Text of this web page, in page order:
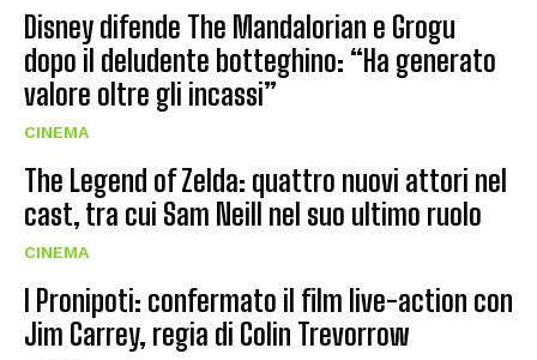
Disney difende The Mandalorian e Grogu
dopo il deludente botteghino: “Ha generato
valore oltre gli incassi”
CINEMA
The Legend of Zelda: quattro nuovi attori nel
cast, tra cui Sam Neill nel suo ultimo ruolo
CINEMA
I Pronipoti: confermato il film live-action con
Jim Carrey, regia di Colin Trevorrow